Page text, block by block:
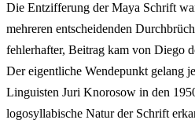
Die Entzifferung der Maya Schrift
mehreren entscheidenden
fehlerhafter, Beitrag kam von Diego
Der eigentliche Wendepunkt gelang
Linguisten Juri Knorosow in den
logosyllabische Natur der Schrift